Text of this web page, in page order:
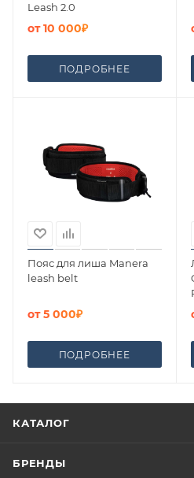
Leash 2.0
от10 000₽
ПОДРОБНЕЕ
Пояс для лиша Manera
leash belt
от5 000₽
ПОДРОБНЕЕ
КАТАЛОГ
БРЕНДЫ